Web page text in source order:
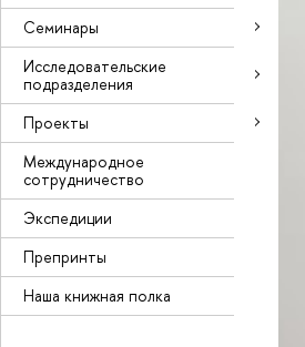
Семинары
Исследовательские
подразделения
Проекты
Международное
сотрудничество
Экспедиции
Препринты
Наша книжная полка